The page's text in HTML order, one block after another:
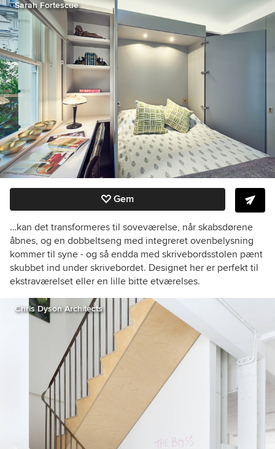
Sarah Fortescue
Gem
…kan det transformeres til soveværelse, når skabsdørene
åbnes, og en dobbeltseng med integreret ovenbelysning
kommer til syne - og så endda med skrivebordsstolen pænt
skubbet ind under skrivebordet. Designet her er perfekt til
ekstraværelset eller en lille bitte etværelses.
Chris Dyson Architects